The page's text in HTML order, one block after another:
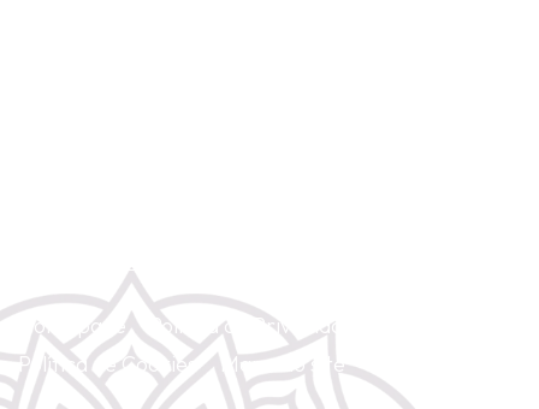
Homepage
Política de Privacidade
Política de Cookies
Mapa do site